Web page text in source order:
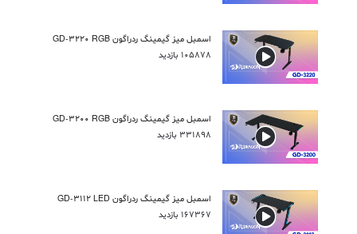
اسمبل میز گیمینگ ردراگون GD-3220 RGB
105878 بازدید
اسمبل میز گیمینگ ردراگون GD-3200 RGB
331898 بازدید
اسمبل میز گیمینگ ردراگون GD-3112 LED
167367 بازدید